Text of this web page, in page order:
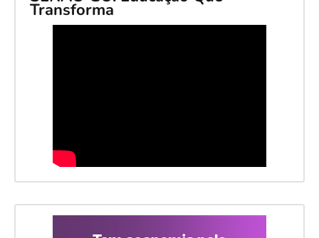
Transforma